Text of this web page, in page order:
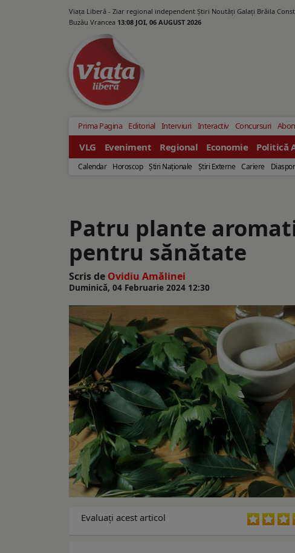
Viața Liberă - Ziar regional independent Știri Noutăți Galaţi Brăila
Buzău Vrancea 13:08 JOI, 06 AUGUST 2026
Prima Pagina Editorial Interviuri Interactiv Concursuri
VLG Eveniment Regional Economie Politică
Calendar Horoscop Ştiri Naţionale Ştiri Externe Cariere
Patru plante
pentru sănătate
Scris de Ovidiu Amălinei
Duminică, 04 Februarie 2024 12:30
Evaluaţi acest articol